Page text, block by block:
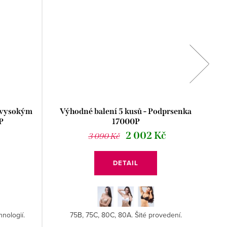
Výhodné balení 5 kusů - Podprsenka
17000P
3 090 Kč
2 002 Kč
DETAIL
75B, 75C, 80C, 80A. Šité provedení.